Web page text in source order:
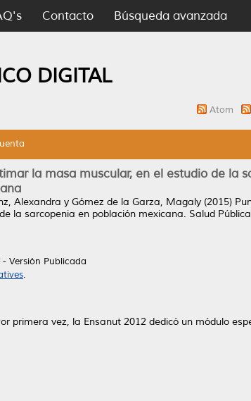
Contacto Búsqueda avanzada
DIGITAL
Atom
la masa muscular, en el estudio de la
Alexandra y Gómez de la Garza, Magaly (2015)
la sarcopenia en población mexicana. Salud
- Versión Publicada
.
primera vez, la Ensanut 2012 dedicó un módulo